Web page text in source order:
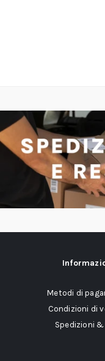
Metodi di
Condizioni di
Spedizioni &